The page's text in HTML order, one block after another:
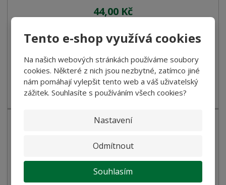
Tento e-shop využívá cookies
Na našich webových stránkách používáme soubory
cookies. Některé z nich jsou nezbytné, zatímco jiné
nám pomáhají vylepšit tento web a váš uživatelský
zážitek. Souhlasíte s používáním všech cookies?
Nastavení
Odmítnout
Souhlasím
44,00 Kč
Koupit
SKLADEM
Tarallini - s cibulí